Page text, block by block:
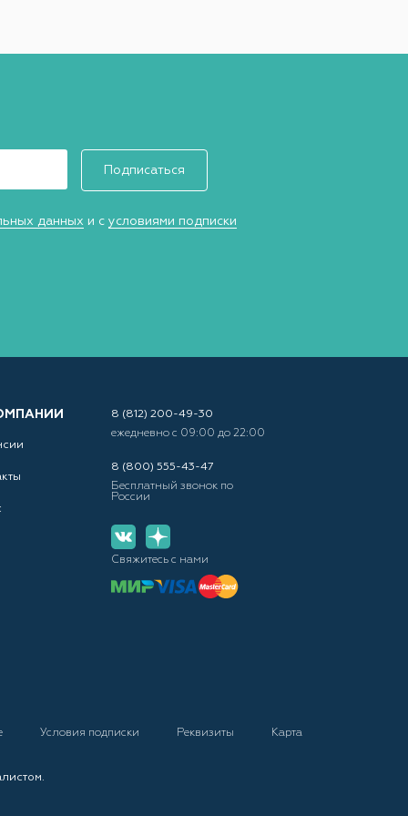
Подписаться
данных и с условиями подписки
8 (812) 200-49-30
ежедневно с 09:00 до 22:00
8 (800) 555-43-47
Бесплатный звонок по
России
Свяжитесь с нами
Условия подписки Реквизиты
Карта